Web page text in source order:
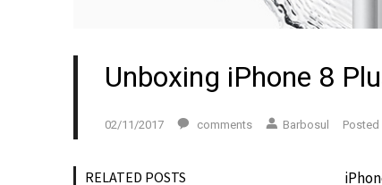
Unboxing iPhone 8
02/11/2017 comments Barbosul Posted
RELATED POSTS